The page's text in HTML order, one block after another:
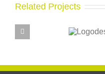
Related Projects
Logodesign